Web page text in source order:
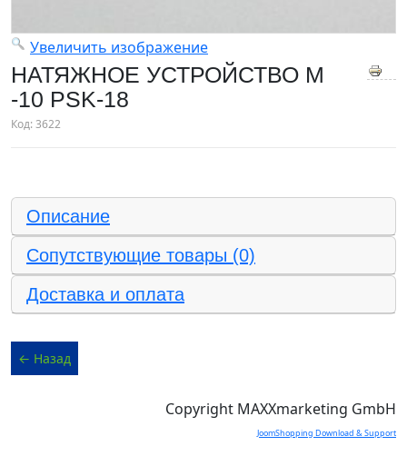
Увеличить изображение
НАТЯЖНОЕ УСТРОЙСТВО M
-10 PSK-18
Код:3622
Описание
Сопутствующие товары (0)
Доставка и оплата
Copyright MAXXmarketing GmbH
JoomShopping Download & Support